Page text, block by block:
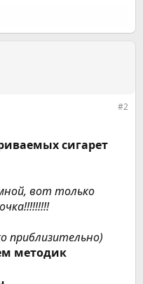
#2
сигарет
вот только
приблизительно)
методик